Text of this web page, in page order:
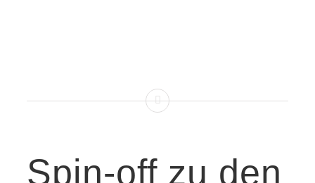
Spin-off zu den